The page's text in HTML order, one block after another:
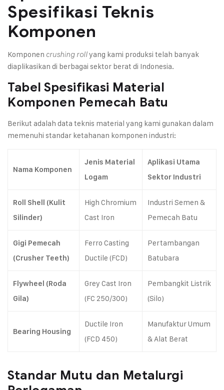
Spesifikasi Teknis
Komponen
Komponen crushing rollyang kami produksi telah banyak
diaplikasikan di berbagai sektor berat di Indonesia.
Tabel Spesifikasi Material
Komponen Pemecah Batu
Berikut adalah data teknis material yang kami gunakan dalam
memenuhi standar ketahanan komponen industri:
Nama Komponen
Jenis Material
Logam
Aplikasi Utama
Sektor Industri
Roll Shell (Kulit
Silinder)
High Chromium
Cast Iron
Industri Semen &
Pemecah Batu
Gigi Pemecah
(Crusher Teeth)
Ferro Casting
Ductile (FCD)
Pertambangan
Batubara
Flywheel (Roda
Gila)
Grey Cast Iron
(FC 250/300)
Pembangkit Listrik
(Silo)
Bearing Housing
Ductile Iron
(FCD 450)
Manufaktur Umum
& Alat Berat
Standar Mutu dan Metalurgi